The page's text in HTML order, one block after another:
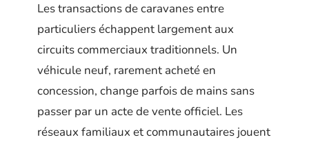
Les transactions de caravanes entre
particuliers échappent largement aux
circuits commerciaux traditionnels. Un
véhicule neuf, rarement acheté en
concession, change parfois de mains sans
passer par un acte de vente officiel. Les
réseaux familiaux et communautaires jouent